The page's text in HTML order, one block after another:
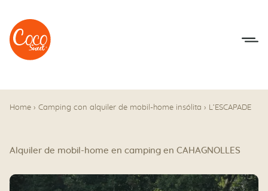
Ir al menú
Ir a los contenidos
Home › Camping con alquiler de mobil-home insólita › L’ESCAPADE
Alquiler de mobil-home en camping en CAHAGNOLLES